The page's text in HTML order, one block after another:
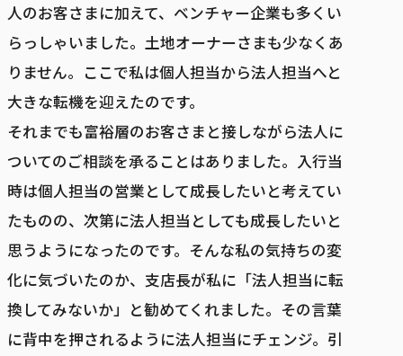
人のお客さまに加えて、ベンチャー企業も多くい
らっしゃいました。土地オーナーさまも少なくあ
りません。ここで私は個人担当から法人担当へと
大きな転機を迎えたのです。
それまでも富裕層のお客さまと接しながら法人に
ついてのご相談を承ることはありました。入行当
時は個人担当の営業として成長したいと考えてい
たものの、次第に法人担当としても成長したいと
思うようになったのです。そんな私の気持ちの変
化に気づいたのか、支店長が私に「法人担当に転
換してみないか」と勧めてくれました。その言葉
に背中を押されるように法人担当にチェンジ。引